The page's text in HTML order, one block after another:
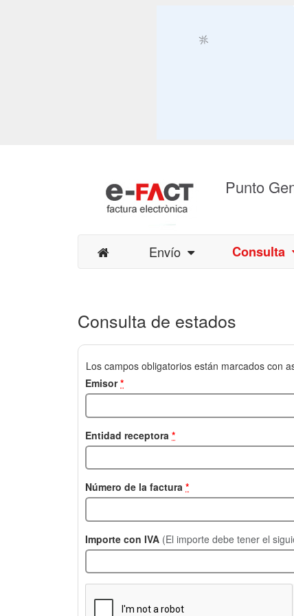
Punto
Envío Consulta
Consulta de estados
Los campos obligatorios están marcados con
Emisor*
Entidad receptora *
Número de la factura *
Importe con IVA (El importe debe tener el